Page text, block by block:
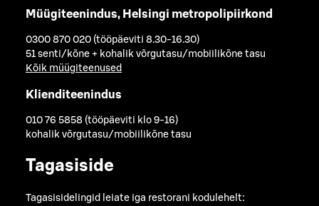
Müügiteenindus, Helsingi metropolipiirkond
0300 870 020 (tööpäeviti 8.30-16.30)
51 senti/kõne + kohalik võrgutasu/mobiilikõne tasu
Kõik müügiteenused
Klienditeenindus
010 76 5858 (tööpäeviti klo 9-16)
kohalik võrgutasu/mobiilikõne tasu
Tagasiside
Tagasisidelingid leiate iga restorani kodulehelt: